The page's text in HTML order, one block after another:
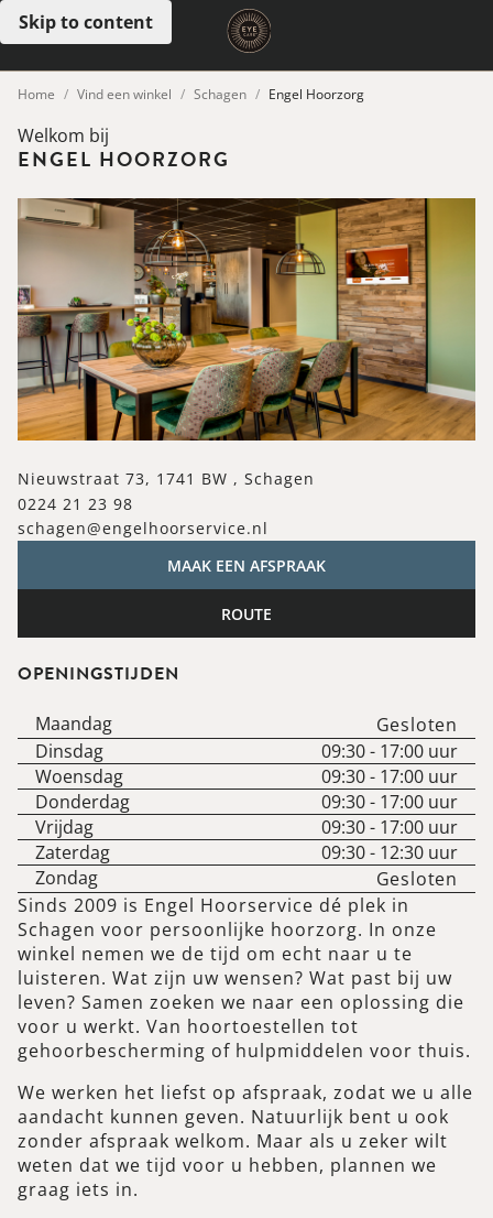
Skip to content
Open menu
Home Vind een winkel Schagen Engel Hoorzorg
Welkom bij
ENGEL HOORZORG
Nieuwstraat 73, 1741 BW , Schagen
0224 21 23 98
schagen@engelhoorservice.nl
MAAK EEN AFSPRAAK
ROUTE
OPENINGSTIJDEN
Maandag
Gesloten
Dinsdag
09:30- 17:00 uur
Woensdag
09:30- 17:00 uur
Donderdag
09:30- 17:00 uur
Vrijdag
09:30- 17:00 uur
Zaterdag
09:30- 12:30 uur
Zondag
Gesloten
Sinds 2009 is Engel Hoorservice dé plek in
Schagen voor persoonlijke hoorzorg. In onze
winkel nemen we de tijd om echt naar u te
luisteren. Wat zijn uw wensen? Wat past bij uw
leven? Samen zoeken we naar een oplossing die
voor u werkt. Van hoortoestellen tot
gehoorbescherming of hulpmiddelen voor thuis.
We werken het liefst op afspraak, zodat we u alle
aandacht kunnen geven. Natuurlijk bent u ook
zonder afspraak welkom. Maar als u zeker wilt
weten dat we tijd voor u hebben, plannen we
graag iets in.